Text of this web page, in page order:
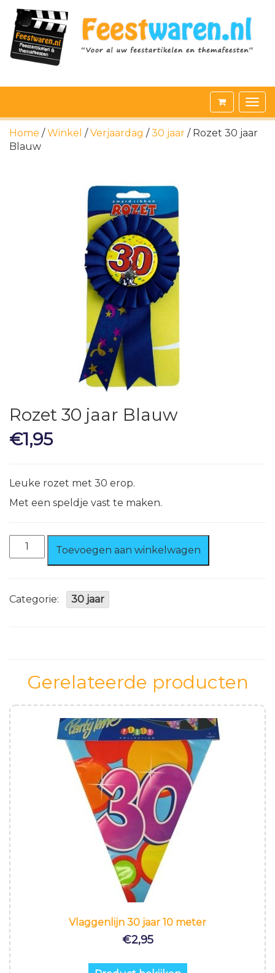
Home /Winkel /Verjaardag /30 jaar / Rozet 30 jaar
Blauw
Rozet 30 jaar Blauw
€1,95
Leuke rozet met 30 erop.
Met een speldje vast te maken.
Rozet
aantal
Toevoegen aan winkelwagen
Categorie: 30 jaar
Gerelateerde producten
Vlaggenlijn 30 jaar 10 meter
€2,95